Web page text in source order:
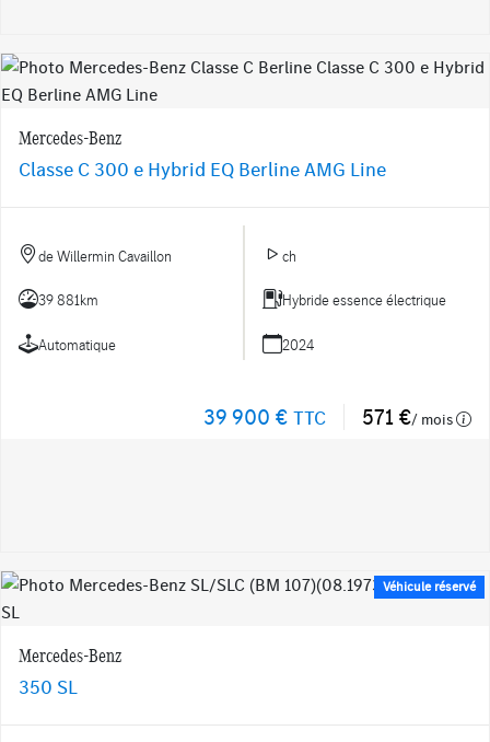
Mercedes-Benz
Classe C 300 e Hybrid EQ Berline AMG Line
de Willermin Cavaillon ch
39 881km Hybride essence électrique
Automatique 2024
39 900 € TTC 571 €/ mois
Véhicule réservé
Mercedes-Benz
350 SL